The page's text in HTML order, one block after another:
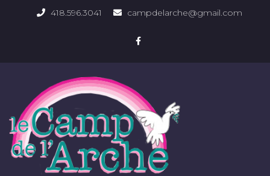
418.596.3041 campdelarche@gmail.com